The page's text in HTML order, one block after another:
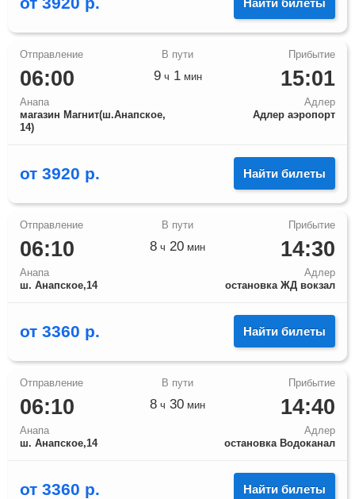
Найти билеты
06:00
Анапа
магазин Магнит(ш.Анапское,
14)
15:01
Адлер
Адлер аэропорт
9ч 1мин
от 3920 р. Найти билеты
06:10
Анапа
ш. Анапское,14
14:30
Адлер
остановка ЖД вокзал
8 ч 20 мин
от 3360 р. Найти билеты
06:10
Анапа
ш. Анапское,14
14:40
Адлер
остановка Водоканал
8 ч 30 мин
от 3360 р. Найти билеты